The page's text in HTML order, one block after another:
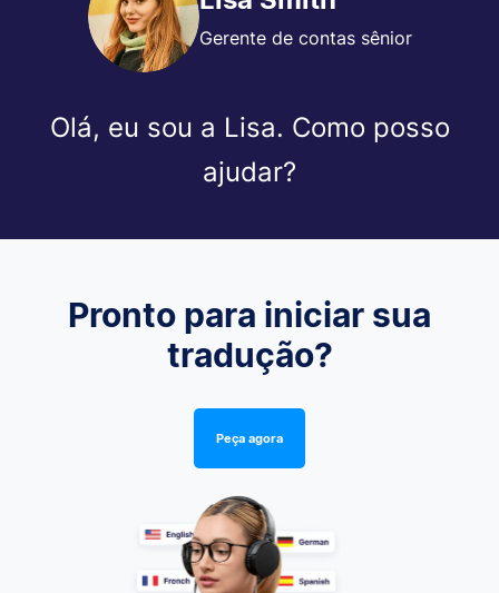
Gerente de contas sênior
Olá, eu sou a Lisa. Como posso
ajudar?
Pronto para iniciar sua
tradução?
Peça agora